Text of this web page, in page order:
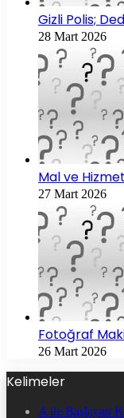
Gizli Polis;
28 Mart 2026
Mal ve
27 Mart 2026
Fotoğraf
26 Mart 2026
Kelimeler
A ile Başlayan